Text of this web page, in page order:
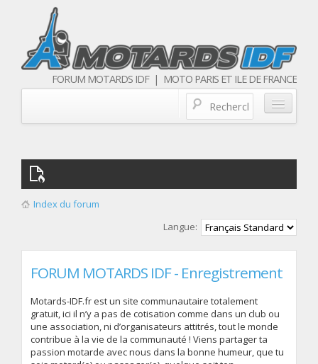
FORUM MOTARDS IDF | MOTO PARIS ET ILE DE FRANCE
Forum
Balades & sorties moto
Index du forum
Langue:
FORUM MOTARDS IDF - Enregistrement
Motards-IDF.fr est un site communautaire totalement
gratuit, ici il n’y a pas de cotisation comme dans un club ou
une association, ni d’organisateurs attitrés, tout le monde
contribue à la vie de la communauté ! Viens partager ta
passion motarde avec nous dans la bonne humeur, que tu